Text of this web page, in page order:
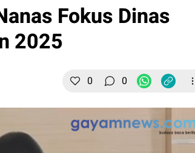
Fokus Dinas
2025
0 0